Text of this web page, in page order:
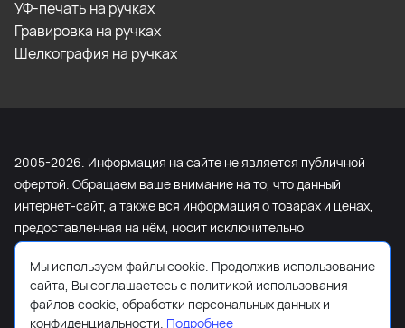
УФ-печать на ручках
Гравировка на ручках
Шелкография на ручках
2005-2026. Информация на сайте не является публичной
офертой. Обращаем ваше внимание на то, что данный
интернет-сайт, а также вся информация о товарах и ценах,
предоставленная на нём, носит исключительно
информационный характер и ни при каких условиях не
является публичной офертой, определяемой положениями
Статьи 437 Гражданского кодекса Российской Федерации.
Для получения подробной информации о наличии и
Мы используем файлы cookie. Продолжив использование
сайта, Вы соглашаетесь с политикой использования
файлов cookie, обработки персональных данных и
конфиденциальности. Подробнее